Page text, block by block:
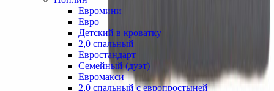
Евромини
Евро
Детский в кроватку
2,0 спальный
Евростандарт
Семейный (дуэт)
Евромакси
2,0 спальный с европростыней